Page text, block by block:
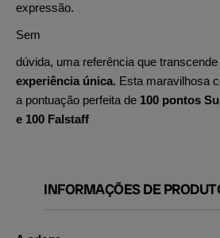
expressão.
Sem
dúvida, uma referência que
experiência única. Esta maravilhosa
a pontuação perfeita de 100 pontos
e 100 Falstaff
INFORMAÇÕES DE